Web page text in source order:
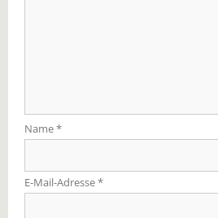
Name*
E-Mail-Adresse*